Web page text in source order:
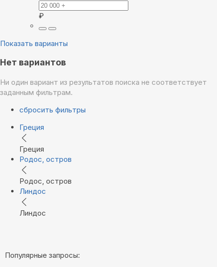
₽
Показать варианты
Нет вариантов
Ни один вариант из результатов поиска не соответствует
заданным фильтрам.
сбросить фильтры
Греция
Греция
Родос, остров
Родос, остров
Линдос
Линдос
Популярные запросы: